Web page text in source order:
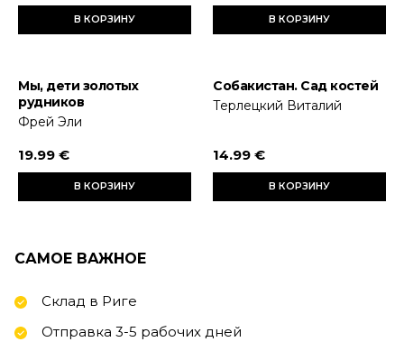
В КОРЗИНУ В КОРЗИНУ
Мы, дети золотых
рудников
Фрей Эли
19.99 €
В КОРЗИНУ
Собакистан. Сад костей
Терлецкий Виталий
14.99 €
В КОРЗИНУ
САМОЕ ВАЖНОЕ
Склад в Риге
Отправка 3-5 рабочих дней